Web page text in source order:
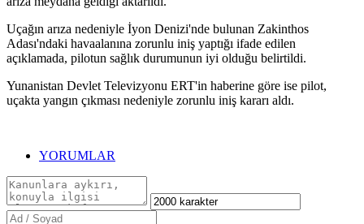
Uçağın arıza nedeniyle İyon Denizi'nde bulunan Zakinthos
Adası'ndaki havaalanına zorunlu iniş yaptığı ifade edilen
açıklamada, pilotun sağlık durumunun iyi olduğu belirtildi.
Yunanistan Devlet Televizyonu ERT'in haberine göre ise pilot,
uçakta yangın çıkması nedeniyle zorunlu iniş kararı aldı.
YORUMLAR